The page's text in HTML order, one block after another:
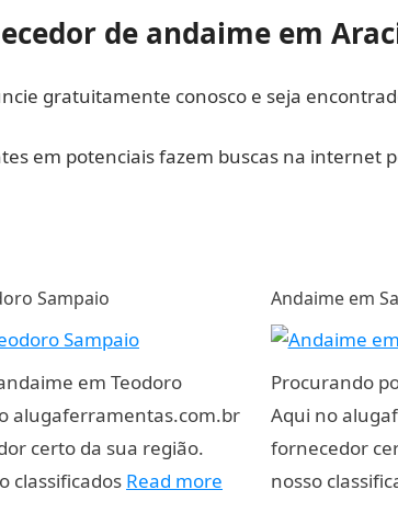
de andaime em
gratuitamente conosco e seja
em potenciais fazem buscas na internet
Sampaio
em Teodoro
alugaferramentas.com.br
certo da sua região.
classificados Read more
Andaime em
Procurando
Aqui no
fornecedor
nosso